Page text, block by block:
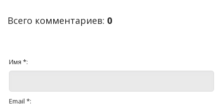
Всего комментариев: 0
Имя *:
Email *: